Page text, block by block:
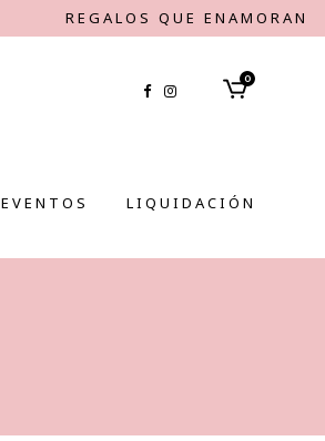
REGALOS QUE ENAMORAN
0
EVENTOS LIQUIDACIÓN